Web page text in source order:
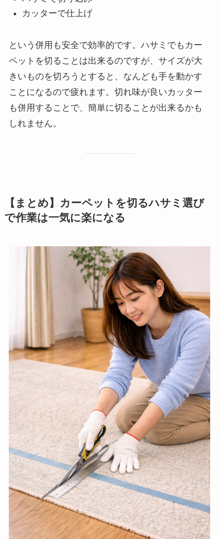
カッターで仕上げ
という併用も安全で効率的です。ハサミでもカー
ペットを切ることは出来るのですが、サイズが大
きいものを切ろうとすると、なんども手を動かす
ことになるので疲れます。切れ味が良いカッター
も併用することで、簡単に切ることが出来るかも
しれません。
【まとめ】カーペットを切るハサミ選び
で作業は一気に楽になる